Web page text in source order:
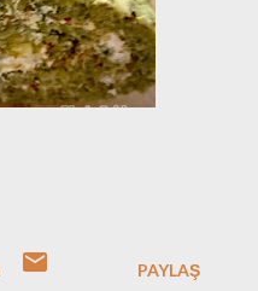
PAYLAŞ